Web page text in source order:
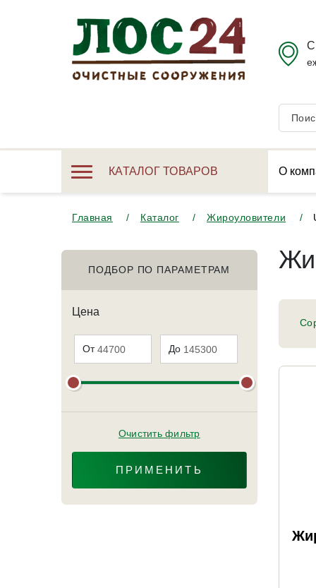
КАТАЛОГ ТОВАРОВ О
Главная Каталог Жироуловители
ПОДБОР ПО ПАРАМЕТРАМ
Цена
От До
Очистить фильтр
ПРИМЕНИТЬ